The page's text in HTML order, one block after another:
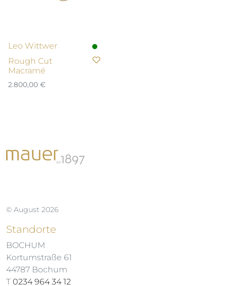
Leo Wittwer
Rough Cut
Macramé
2.800,00 €
© August 2026
Standorte
BOCHUM
Kortumstraße 61
44787 Bochum
T 0234 964 34 12